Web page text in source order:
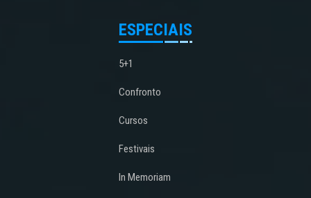
ESPECIAIS
5+1
Confronto
Cursos
Festivais
In Memoriam